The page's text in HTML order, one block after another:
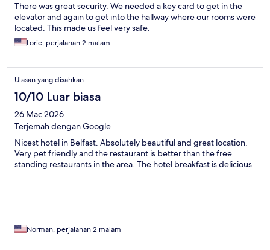
There was great security. We needed a key card to get in the
elevator and again to get into the hallway where our rooms were
located. This made us feel very safe.
Lorie, perjalanan 2 malam
Ulasan yang disahkan
10/10 Luar biasa
26 Mac 2026
Terjemah dengan Google
Nicest hotel in Belfast. Absolutely beautiful and great location.
Very pet friendly and the restaurant is better than the free
standing restaurants in the area. The hotel breakfast is delicious.
Norman, perjalanan 2 malam